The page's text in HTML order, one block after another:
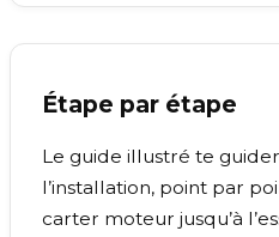
Étape par étape
Le guide illustré te
l’installation, point par
carter moteur jusqu’à